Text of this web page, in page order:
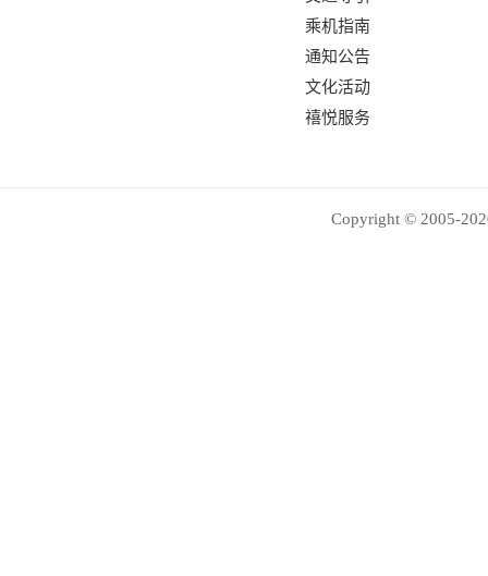
乘机指南
通知公告
文化活动
禧悦服务
Copyright © 2005-